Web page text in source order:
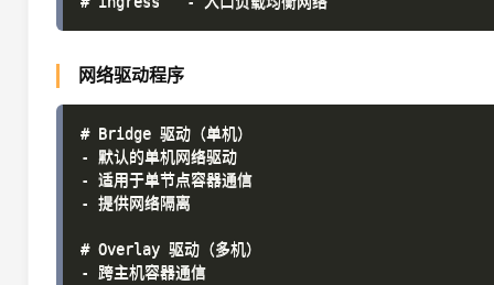
网络驱动程序
# Bridge 驱动（单机）
- 默认的单机网络驱动
- 适用于单节点容器通信
- 提供网络隔离
# Overlay 驱动（多机）
- 跨主机容器通信